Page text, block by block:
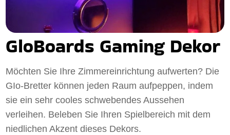
GloBoards Gaming Dekor
Möchten Sie Ihre Zimmereinrichtung aufwerten? Die
GIo-Bretter können jeden Raum aufpeppen, indem
sie ein sehr cooles schwebendes Aussehen
verleihen. Beleben Sie Ihren Spielbereich mit dem
niedlichen Akzent dieses Dekors.